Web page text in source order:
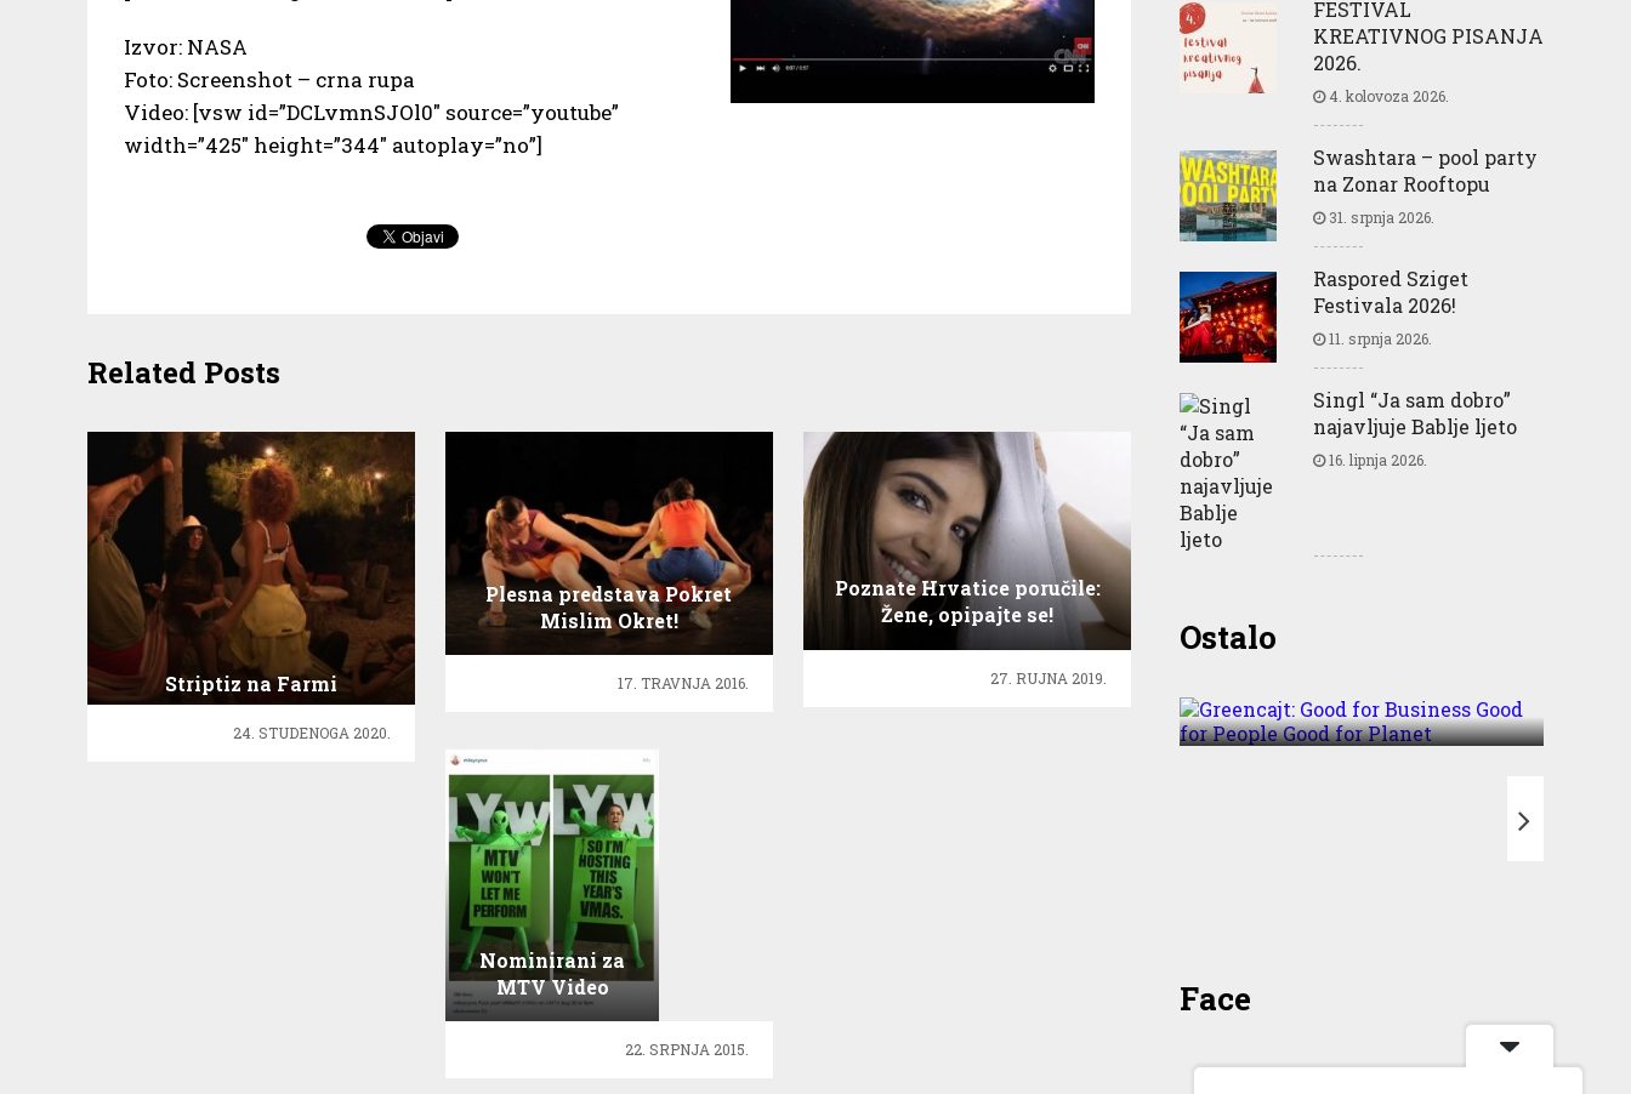
Izvor: NASA
Foto: Screenshot – crna rupa
Video: [vsw id=”DCLvmnSJOl0″ source=”youtube”
width=”425″ height=”344″ autoplay=”no”]
Related Posts
Striptiz na Farmi
24. STUDENOGA 2020.
Plesna predstava Pokret
Mislim Okret!
17. TRAVNJA 2016.
Poznate Hrvatice poručile:
Žene, opipajte se!
27. RUJNA 2019.
Nominirani za
MTV Video
music awards
22. SRPNJA 2015.
FESTIVAL
KREATIVNOG PISANJA
2026.
4. kolovoza 2026.
Swashtara – pool party
na Zonar Rooftopu
31. srpnja 2026.
Raspored Sziget
Festivala 2026!
11. srpnja 2026.
Singl “Ja sam dobro”
najavljuje Bablje ljeto
16. lipnja 2026.
OstaloGreencajt: Good for
Business Good for People
Face